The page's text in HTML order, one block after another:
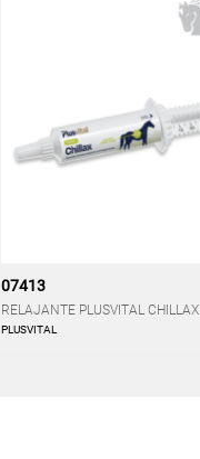
07413
RELAJANTE PLUSVITAL CHILLAX
PLUSVITAL